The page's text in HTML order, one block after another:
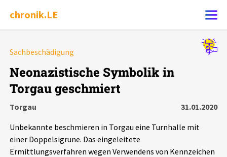
chronik.LE
Chronik
Leipziger Zustände
Sachbeschädigung
Neonazistische Symbolik in
Torgau geschmiert
Torgau
31.01.2020
Unbekannte beschmieren in Torgau eine Turnhalle mit
einer Doppelsigrune. Das eingeleitete
Ermittlungsverfahren wegen Verwendens von Kennzeichen
Alle Ereignisse
Ereignisse
Ereignisse Statistik